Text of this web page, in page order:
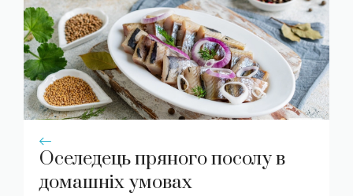
Оселедець пряного посолу в
домашніх умовах